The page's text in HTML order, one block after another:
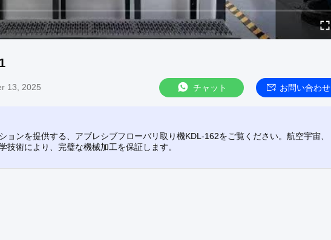
13, 2025 チャット お問い合わせ
ンを提供する、アブレシブフローバリ取り機KDL-162をご覧ください。航空宇宙、
術により、完璧な機械加工を保証します。